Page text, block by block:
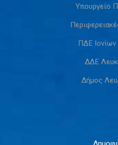
Υπουργείο
ΠΔΕ
ΔΔΕ
Δήμος